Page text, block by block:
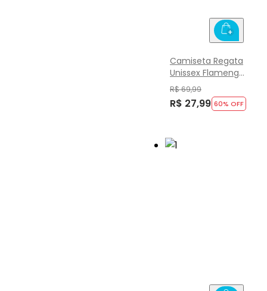
Camiseta Regata
Unissex Flamengo
Infantil Brandili
R$ 69,99
R$ 27,99 60% OFF